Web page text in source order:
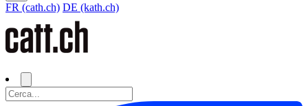
FR (cath.ch) DE (kath.ch)